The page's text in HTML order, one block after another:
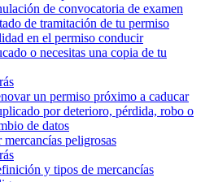
de convocatoria de examen
de tramitación de tu permiso
en el permiso conducir
o necesitas una copia de tu
un permiso próximo a caducar
por deterioro, pérdida, robo o
de datos
peligrosas
y tipos de mercancías